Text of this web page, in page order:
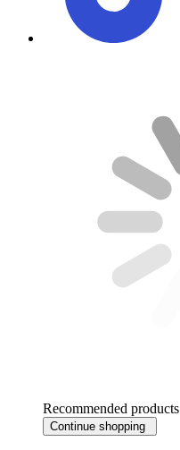
Recommended products
Continue shopping